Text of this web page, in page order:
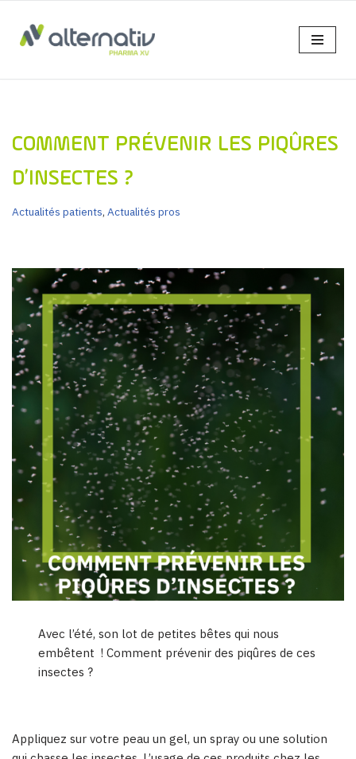
Aller
contenu
COMMENT PRÉVENIR LES PIQÛRES
D’INSECTES ?
Actualités patients, Actualités pros
Avec l’été, son lot de petites bêtes qui nous
embêtent ! Comment prévenir des piqûres de ces
insectes ?
Appliquez sur votre peau un gel, un spray ou une solution